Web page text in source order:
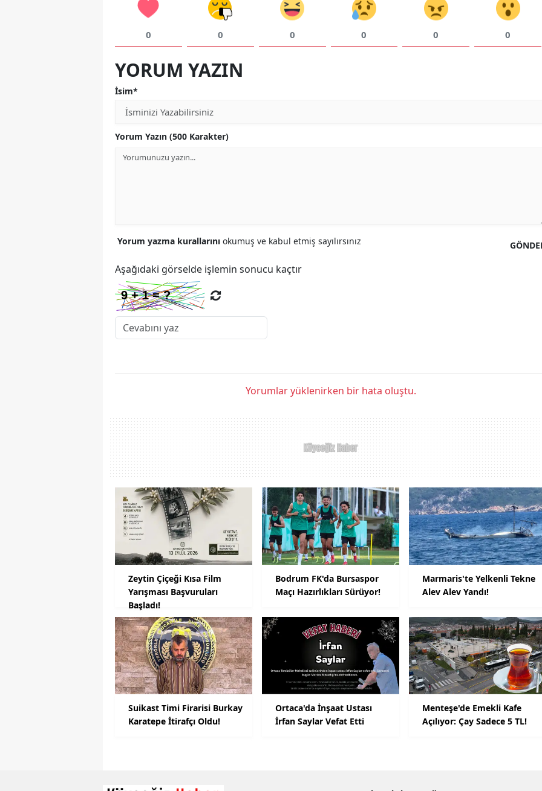
0 0 0 0 0 0
YORUM YAZIN
İsim*
Yorum Yazın (500 Karakter)
Yorum yazma kurallarını okumuş ve kabul etmiş sayılırsınız
Aşağıdaki görselde işlemin sonucu kaçtır
Yorumlar yüklenirken bir hata oluştu.
Zeytin Çiçeği Kısa Film
Yarışması Başvuruları
Başladı!
Bodrum FK'da Bursaspor
Maçı Hazırlıkları Sürüyor!
Marmaris'te Yelkenli Tekne
Alev Alev Yandı!
Suikast Timi Firarisi Burkay
Karatepe İtirafçı Oldu!
Ortaca'da İnşaat Ustası
İrfan Saylar Vefat Etti
Menteşe'de Emekli Kafe
Açılıyor: Çay Sadece 5 TL!